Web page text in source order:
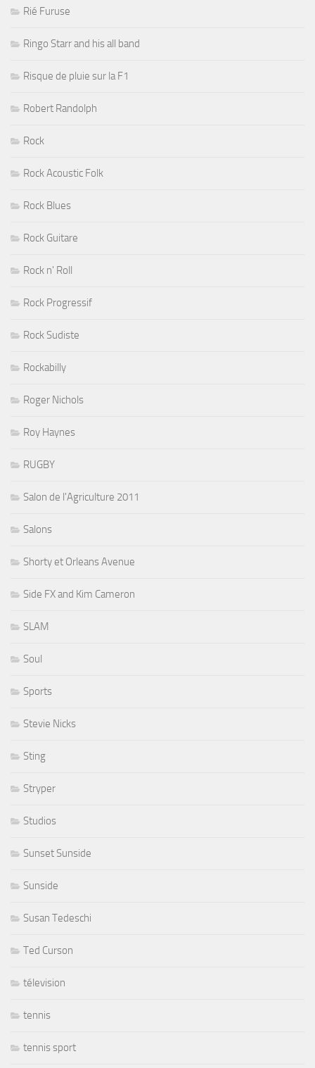
Rié Furuse
Ringo Starr and his all band
Risque de pluie sur la F1
Robert Randolph
Rock
Rock Acoustic Folk
Rock Blues
Rock Guitare
Rock n' Roll
Rock Progressif
Rock Sudiste
Rockabilly
Roger Nichols
Roy Haynes
RUGBY
Salon de l'Agriculture 2011
Salons
Shorty et Orleans Avenue
Side FX and Kim Cameron
SLAM
Soul
Sports
Stevie Nicks
Sting
Stryper
Studios
Sunset Sunside
Sunside
Susan Tedeschi
Ted Curson
télevision
tennis
tennis sport